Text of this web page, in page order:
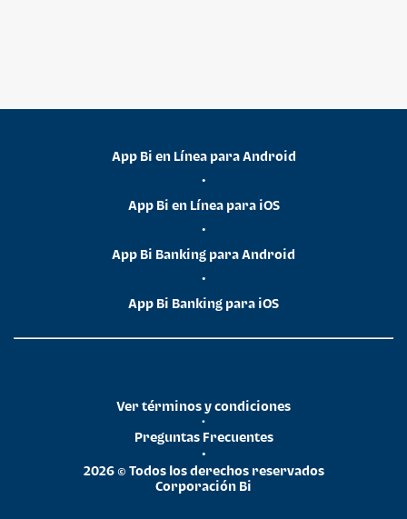
App Bi en Línea para Android
•
App Bi en Línea para iOS
•
App Bi Banking para Android
•
App Bi Banking para iOS
2026 © Todos los derechos reservados
Corporación Bi
•
Preguntas Frecuentes
•
Ver términos y condiciones